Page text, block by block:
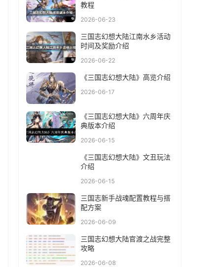
教程
2026-06-23
三国志幻想大陆江南水乡活动
时间及奖励介绍
2026-06-22
《三国志幻想大陆》高览介绍
2026-06-17
《三国志幻想大陆》六周年庆
典版本介绍
2026-06-15
《三国志幻想大陆》文丑玩法
介绍
2026-06-15
三国志新手战魂配置教程与搭
配方案
2026-06-09
三国志幻想大陆官渡之战完整
攻略
2026-06-08